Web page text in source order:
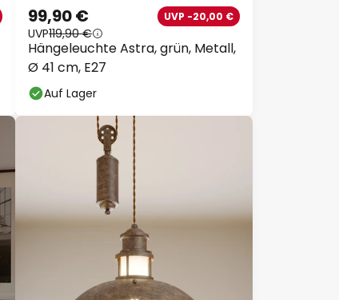
Hängeleuchte Astra, grün, Metall,
Ø 41 cm, E27
99,90 € UVP -20,00 €
UVP119,90 €
Auf Lager